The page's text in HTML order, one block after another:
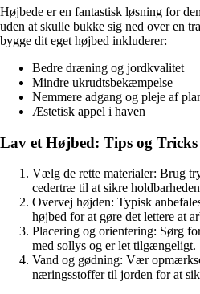
Højbede er en fantastisk løsning for
uden at skulle bukke sig ned over en
bygge dit eget højbed inkluderer:
Bedre dræning og jordkvalitet
Mindre ukrudtsbekæmpelse
Nemmere adgang og pleje af
Æstetisk appel i haven
Lav et Højbed: Tips og Tricks
Vælg de rette materialer: Brug
cedertræ til at sikre
Overvej højden: Typisk
højbed for at gøre det lettere at
Placering og orientering: Sørg
med sollys og er let tilgængeligt.
Vand og gødning: Vær
næringsstoffer til jorden for at